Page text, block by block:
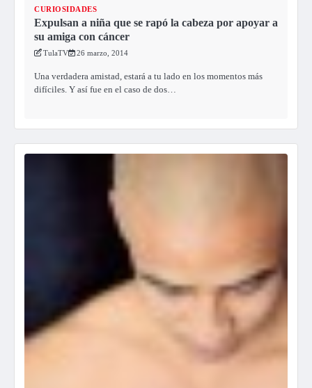
CURIOSIDADES
Expulsan a niña que se rapó la cabeza por apoyar a
su amiga con cáncer
TulaTV 26 marzo, 2014
Una verdadera amistad, estará a tu lado en los momentos más
difíciles. Y así fue en el caso de dos…